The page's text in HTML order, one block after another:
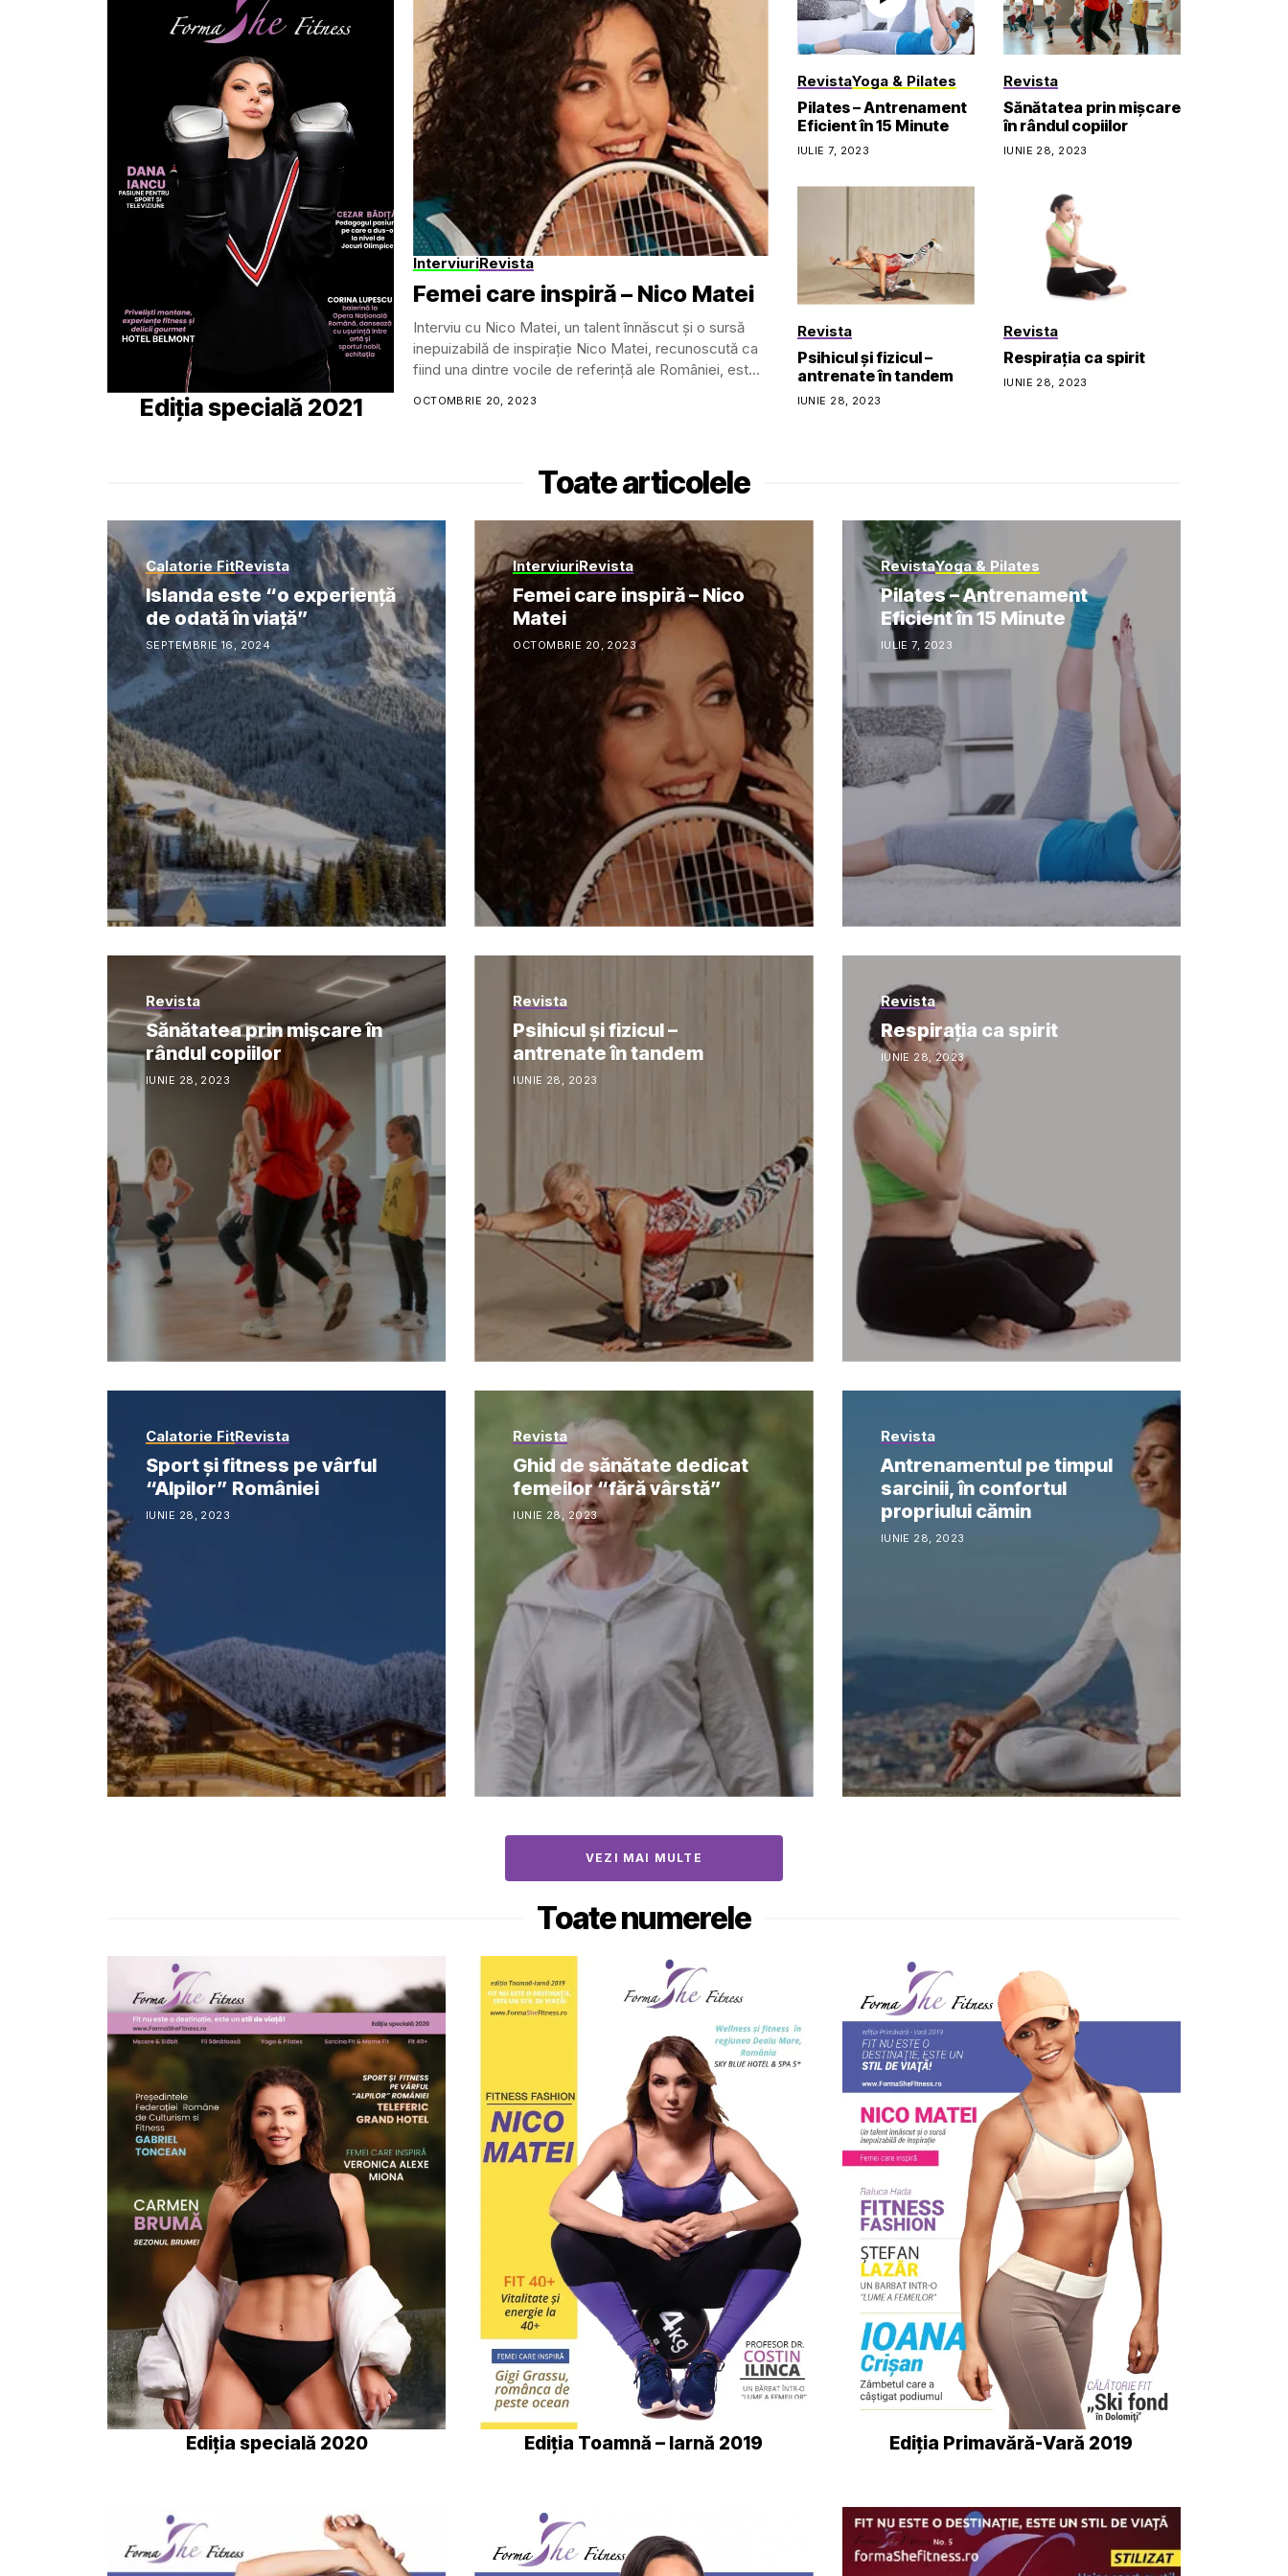
Ediția specială 2021
InterviuriRevista
Femei care inspiră – Nico Matei
Interviu cu Nico Matei, un talent înnăscut și o sursă
inepuizabilă de inspirație Nico Matei, recunoscută ca
fiind una dintre vocile de referință ale României, este
OCTOMBRIE 20, 2023
RevistaYoga & Pilates
Pilates – Antrenament
Eficient în 15 Minute
IULIE 7, 2023
Revista
Sănătatea prin mișcare
în rândul copiilor
IUNIE 28, 2023
Revista
Psihicul și fizicul –
antrenate în tandem
IUNIE 28, 2023
Revista
Respirația ca spirit
IUNIE 28, 2023
Toate articolele
Calatorie FitRevista
Islanda este “o experiență
de odată în viață”
SEPTEMBRIE 16, 2024
InterviuriRevista
Femei care inspiră – Nico
Matei
OCTOMBRIE 20, 2023
RevistaYoga & Pilates
Pilates – Antrenament
Eficient în 15 Minute
IULIE 7, 2023
Revista
Sănătatea prin mișcare în
rândul copiilor
IUNIE 28, 2023
Revista
Psihicul și fizicul –
antrenate în tandem
IUNIE 28, 2023
Revista
Respirația ca spirit
IUNIE 28, 2023
Calatorie FitRevista
Sport și fitness pe vârful
“Alpilor” României
IUNIE 28, 2023
Revista
Ghid de sănătate dedicat
femeilor “fără vârstă”
IUNIE 28, 2023
Revista
Antrenamentul pe timpul
sarcinii, în confortul
propriului cămin
IUNIE 28, 2023
VEZI MAI MULTE
Toate numerele
Ediția specială 2020 Ediția Toamnă – Iarnă 2019 Ediția Primavără-Vară 2019